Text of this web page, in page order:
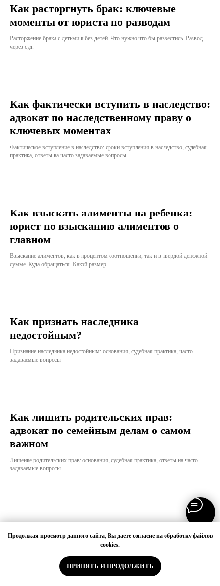
ПОЗВОНИТЬ
Продолжая просмотр данного сайта, Вы даете согласие на обработку файлов
cookies.
ПРИНЯТЬ И ПРОДОЛЖИТЬ
Как расторгнуть брак: ключевые
моменты от юриста по разводам
Расторжение брака с детьми и без детей. Что нужно что бы развестись. Развод
через суд.
Как фактически вступить в наследство:
адвокат по наследственному праву о
ключевых моментах
Фактическое вступление в наследство: сроки вступления в наследство, судебная
практика, ответы на часто задаваемые вопросы
Как взыскать алименты на ребенка:
юрист по взысканию алиментов о
главном
Взыскание алиментов, как в процентом соотношении, так и в твердой денежной
сумме. Куда обращаться. Какой размер.
Как признать наследника
недостойным?
Признание наследника недостойным: основания, судебная практика, часто
задаваемые вопросы
Как лишить родительских прав:
адвокат по семейным делам о самом
важном
Лишение родительских прав: основания, судебная практика, ответы на часто
задаваемые вопросы
Как восстановить пропущенный срок
для вступления в наследство: адвокат